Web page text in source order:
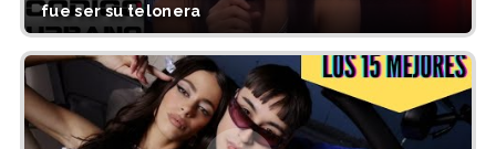
fue ser su telonera